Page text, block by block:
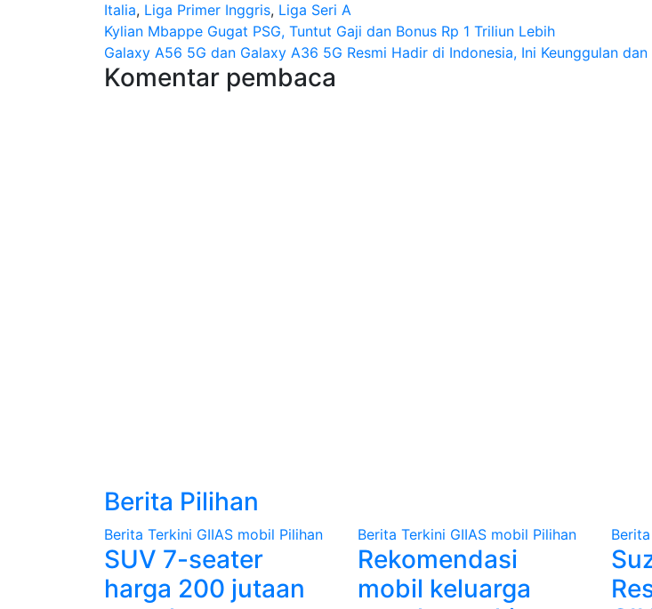
Italia, Liga Primer Inggris, Liga Seri A
Navigasi
pos
Kylian Mbappe Gugat PSG, Tuntut Gaji dan Bonus Rp 1 Triliun Lebih
Galaxy A56 5G dan Galaxy A36 5G Resmi Hadir di Indonesia, Ini Keunggulan dan
Komentar pembaca
Berita Pilihan
Berita Terkini GIIAS mobil Pilihan
SUV 7-seater
harga 200 jutaan
Berita Terkini GIIAS mobil Pilihan
Rekomendasi
mobil keluarga